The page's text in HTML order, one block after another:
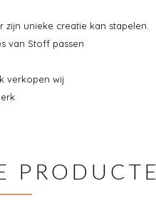
unieke creatie kan stapelen.
van Stoff passen
verkopen wij